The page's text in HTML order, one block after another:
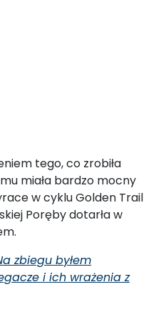
tego, co zrobiła
miała bardzo mocny
w cyklu Golden Trail
Poręby dotarła w
zbiegu byłem
i ich wrażenia z